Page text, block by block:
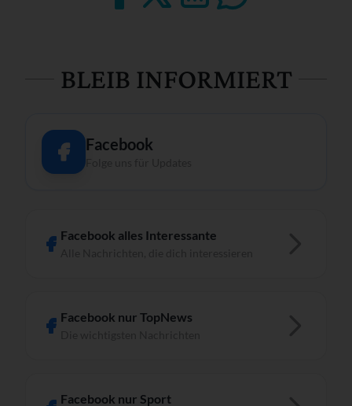
BLEIB INFORMIERT
Facebook
Facebook alles Interessante
Facebook nur TopNews
Facebook nur Sport